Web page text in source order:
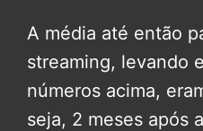
A média até então
streaming, levando
números acima,
seja, 2 meses após